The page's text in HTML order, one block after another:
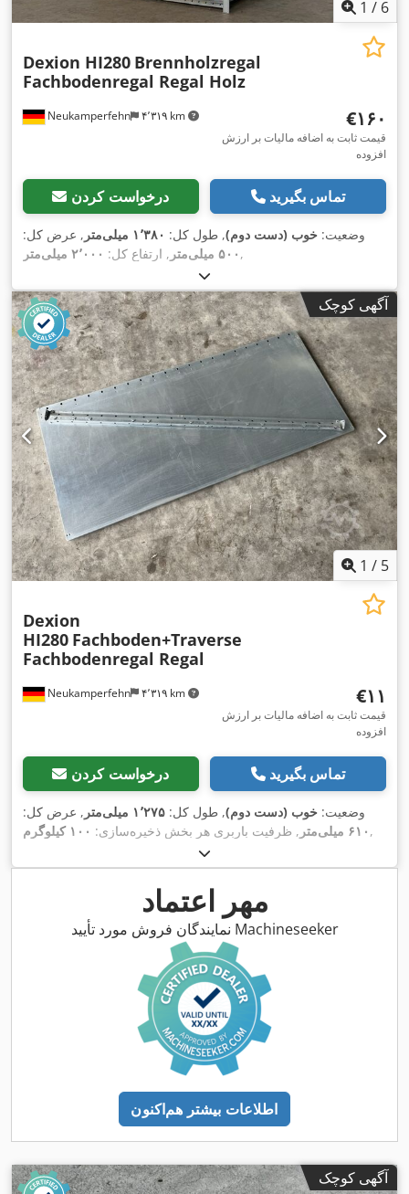
1 / 6
Neukamperfehn ۴٬۳۱۹ km
Dexion HI280 Brennholzregal
Fachbodenregal Regal Holz
‎€۱۶۰
قیمت ثابت به اضافه مالیات بر ارزش
افزوده
درخواست کردن تماس بگیرید
وضعیت: خوب (دست دوم), طول کل: ۱٬۳۸۰ میلی‌متر
, عرض کل:
۵۰۰ میلی‌متر
, ارتفاع کل: ۲٬۰۰۰ میلی‌متر ,
آگهی کوچک
1 / 5
Neukamperfehn ۴٬۳۱۹ km
Dexion
HI280 Fachboden+Traverse
Fachbodenregal Regal
‎€۱۱
قیمت ثابت به اضافه مالیات بر ارزش
افزوده
درخواست کردن تماس بگیرید
وضعیت: خوب (دست دوم), طول کل: ۱٬۲۷۵ میلی‌متر
, عرض کل:
۶۱۰ میلی‌متر
, ظرفیت باربری هر بخش ذخیره‌سازی: ۱۰۰ کیلوگرم ,
مهر اعتماد
نمایندگان فروش مورد تأیید Machineseeker
اطلاعات بیشتر هم‌اکنون
آگهی کوچک